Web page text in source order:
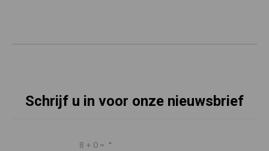
Schrijf u in voor onze nieuwsbrief
8 + 0 = *